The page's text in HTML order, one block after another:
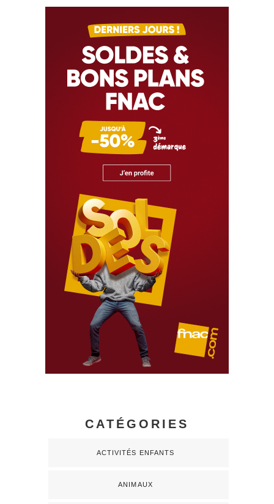
CATÉGORIES
ACTIVITÉS ENFANTS
ANIMAUX